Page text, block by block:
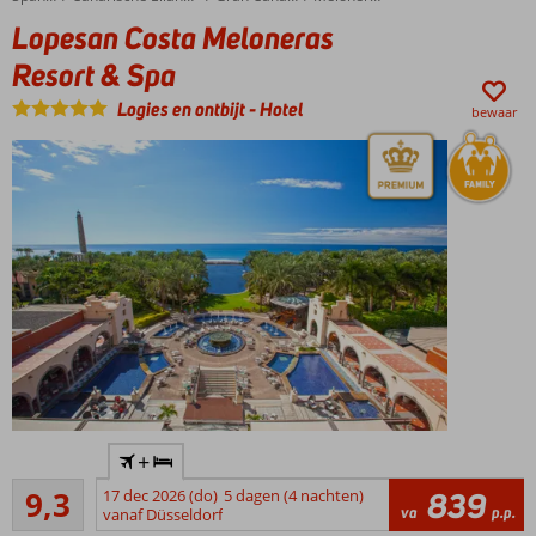
afkoelen
in het
zwembad
Appartementen
aan de zonzijde!
Lopesan Costa Meloneras
Resort & Spa
Logies en ontbijt-Hotel bewaar
een
toplocatie!
9,3Uitstekend
340
beoordelingen
+
17 dec 2026 (do) 5 dagen (4 nachten)
vanaf Düsseldorf
va 839 p.p.